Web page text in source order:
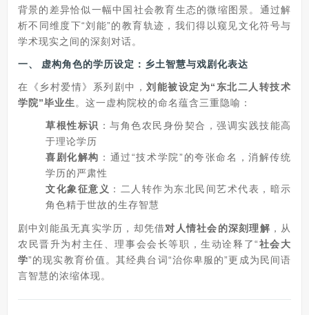
背景的差异恰似一幅中国社会教育生态的微缩图景。通过解
析不同维度下“刘能”的教育轨迹，我们得以窥见文化符号与
学术现实之间的深刻对话。
一、 虚构角色的学历设定：乡土智慧与戏剧化表达
在《乡村爱情》系列剧中，刘能被设定为“东北二人转技术
学院”毕业生 。这一虚构院校的命名蕴含三重隐喻：
草根性标识 ：与角色农民身份契合，强调实践技能高
于理论学历
喜剧化解构 ：通过“技术学院”的夸张命名，消解传统
学历的严肃性
文化象征意义 ：二人转作为东北民间艺术代表，暗示
角色精于世故的生存智慧
剧中刘能虽无真实学历，却凭借对人情社会的深刻理解 ，从
农民晋升为村主任、理事会会长等职，生动诠释了“社会大
学”的现实教育价值。其经典台词“治你卑服的”更成为民间语
言智慧的浓缩体现。